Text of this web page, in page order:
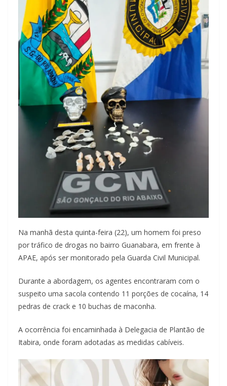
Na manhã desta quinta-feira (22), um homem foi preso
por tráfico de drogas no bairro Guanabara, em frente à
APAE, após ser monitorado pela Guarda Civil Municipal.
Durante a abordagem, os agentes encontraram com o
suspeito uma sacola contendo 11 porções de cocaína, 14
pedras de crack e 10 buchas de maconha.
A ocorrência foi encaminhada à Delegacia de Plantão de
Itabira, onde foram adotadas as medidas cabíveis.